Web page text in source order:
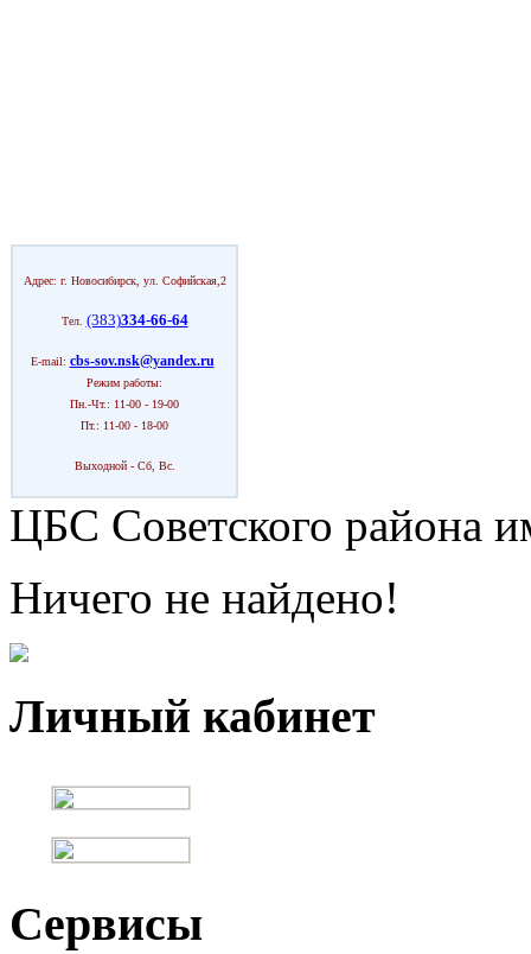
Адрес: г. Новосибирск, ул. Софийская,2
Тел. (383)334-66-64
E-mail: cbs-sov.nsk@yandex.ru
Режим работы:
Пн.-Чт.: 11-00 - 19-00
Пт.: 11-00 - 18-00
Выходной - Сб, Вс.
ЦБС Советского района
Ничего не найдено!
Личный кабинет
Сервисы